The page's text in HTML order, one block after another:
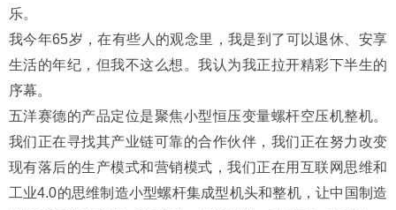
乐。
我今年65岁，在有些人的观念里，我是到了可以退休、安享
生活的年纪，但我不这么想。我认为我正拉开精彩下半生的
序幕。
五洋赛德的产品定位是聚焦小型恒压变量螺杆空压机整机。
我们正在寻找其产业链可靠的合作伙伴，我们正在努力改变
现有落后的生产模式和营销模式，我们正在用互联网思维和
工业4.0的思维制造小型螺杆集成型机头和整机，让中国制造